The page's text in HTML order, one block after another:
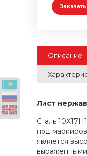
Заказать
Описание
Лист
Сталь
под
является